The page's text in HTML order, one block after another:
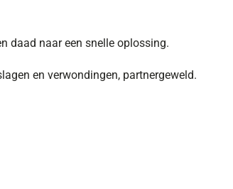
daad naar een snelle oplossing.
en verwondingen, partnergeweld.